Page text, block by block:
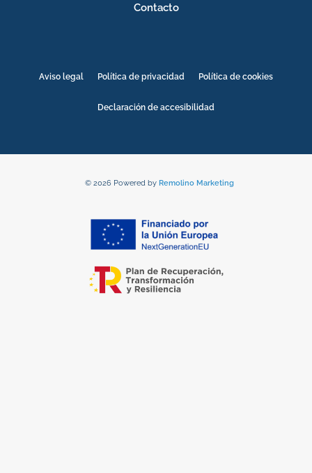
Contacto
Aviso legal Política de privacidad Política de cookies
Declaración de accesibilidad
© 2026 Powered by Remolino Marketing